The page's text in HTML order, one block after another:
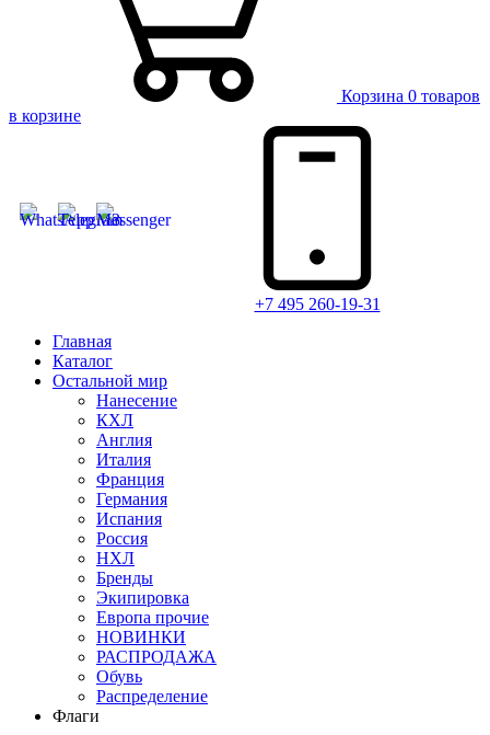
Корзина 0 товаров
в корзине
+7 495 260-19-31
Главная
Каталог
Остальной мир
Нанесение
КХЛ
Англия
Италия
Франция
Германия
Испания
Россия
НХЛ
Бренды
Экипировка
Европа прочие
НОВИНКИ
РАСПРОДАЖА
Обувь
Распределение
Флаги